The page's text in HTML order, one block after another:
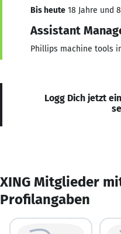
Bis heute 18 Jahre und
Assistant
Phillips machine tools
Logg Dich jetzt
XING Mitglieder
Profilangaben